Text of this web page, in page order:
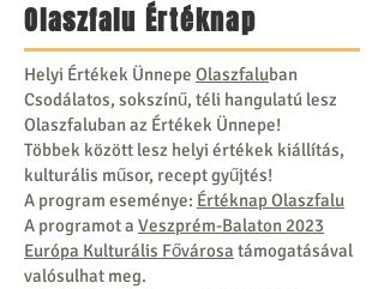
Olaszfalu Értéknap
Helyi Értékek Ünnepe Olaszfaluban
Csodálatos, sokszínű, téli hangulatú lesz
Olaszfaluban az Értékek Ünnepe!
Többek között lesz helyi értékek kiállítás,
kulturális műsor, recept gyűjtés!
A program eseménye: Értéknap Olaszfalu
A programot a Veszprém-Balaton 2023
Európa Kulturális Fővárosa támogatásával
valósulhat meg.